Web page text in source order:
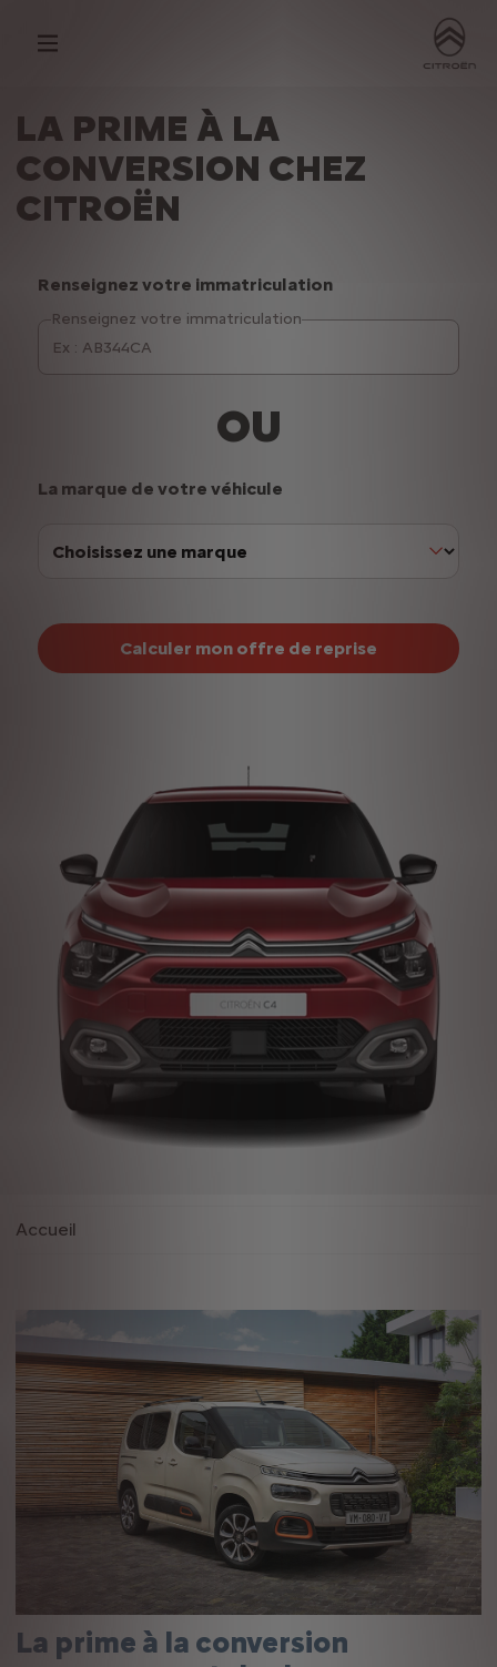
LA PRIME À LA
CONVERSION CHEZ
CITROËN
Renseignez votre immatriculation
Renseignez votre immatriculation
OU
La marque de votre véhicule
Calculer mon offre de reprise
Accueil
La prime à la conversion